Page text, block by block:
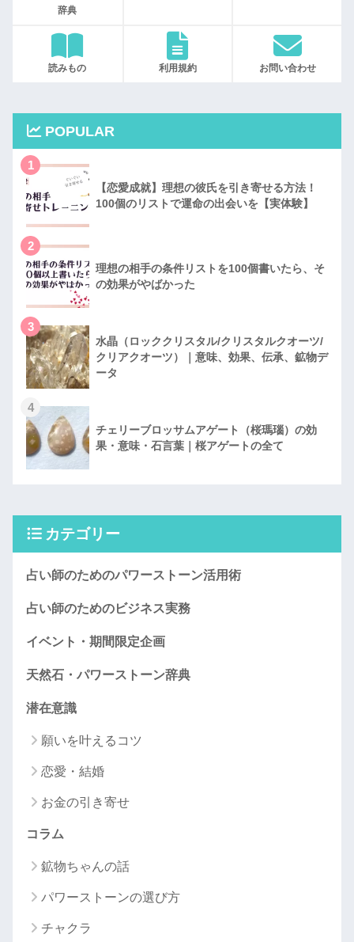
辞典
読みもの 利用規約 お問い合わせ
POPULAR
1
【恋愛成就】理想の彼氏を引き寄せる方法！
100個のリストで運命の出会いを【実体験】
2
理想の相手の条件リストを100個書いたら、そ
の効果がやばかった
3
水晶（ロッククリスタル/クリスタルクオーツ/
クリアクオーツ）｜意味、効果、伝承、鉱物デ
ータ
4
チェリーブロッサムアゲート（桜瑪瑙）の効
果・意味・石言葉｜桜アゲートの全て
カテゴリー
占い師のためのパワーストーン活用術
占い師のためのビジネス実務
イベント・期間限定企画
天然石・パワーストーン辞典
潜在意識
願いを叶えるコツ
恋愛・結婚
お金の引き寄せ
コラム
鉱物ちゃんの話
パワーストーンの選び方
チャクラ